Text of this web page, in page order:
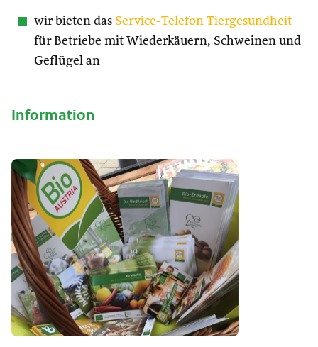
wir bieten das Service-Telefon Tiergesundheit
für Betriebe mit Wiederkäuern, Schweinen und
Geflügel an
Information